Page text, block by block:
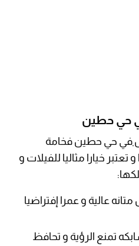
حي حطين
في حي حطين فخامة
تعتبر خيارا مثاليا للفيلات و
عالية و عمرا إفتراضيا
تمنع الرؤية و تحافظ